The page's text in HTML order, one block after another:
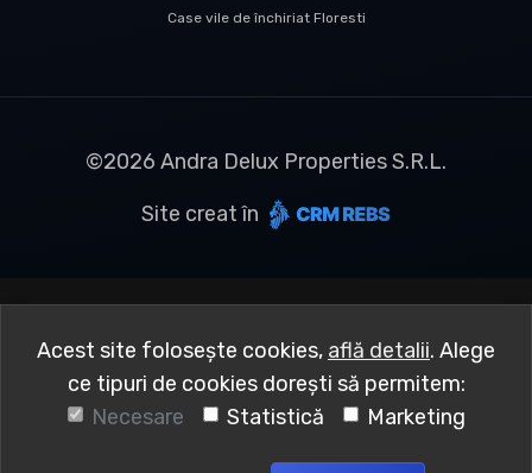
Case vile de închiriat Floresti
©2026 Andra Delux Properties S.R.L.
Site creat în
Acest site folosește cookies, află detalii. Alege
ce tipuri de cookies dorești să permitem:
Necesare
Statistică Marketing